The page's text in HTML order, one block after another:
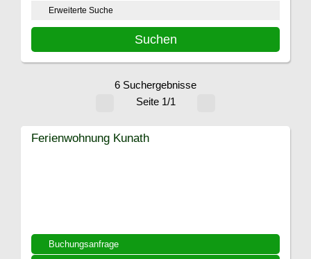
Erweiterte Suche
6 Suchergebnisse
Seite 1/1
Buchungsanfrage
Ferienwohnung Kunath